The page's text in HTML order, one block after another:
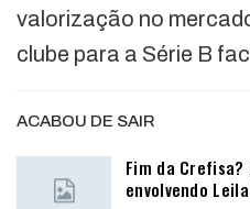
valorização no
clube para a Série B
ACABOU DE SAIR
Fim da
envolvendo